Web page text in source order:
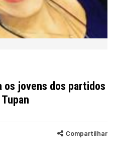
os jovens dos partidos
Compartilhar